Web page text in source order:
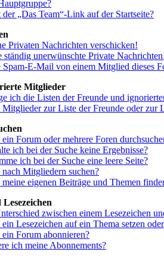
der „Das Team“-Link auf der Startseite?
Privaten Nachrichten verschicken!
ständig unerwünschte Private
Spam-E-Mail von einem Mitglied dieses
Mitglieder
ich die Listen der Freunde und
zur Liste der Freunde oder zur
Forum oder mehrere Foren
ich bei der Suche keine Ergebnisse?
ich bei der Suche eine leere Seite?
Mitgliedern suchen?
eigenen Beiträge und Themen
zwischen einem Lesezeichen
Lesezeichen auf ein Thema setzen
Forum abonnieren?
ich meine Abonnements?